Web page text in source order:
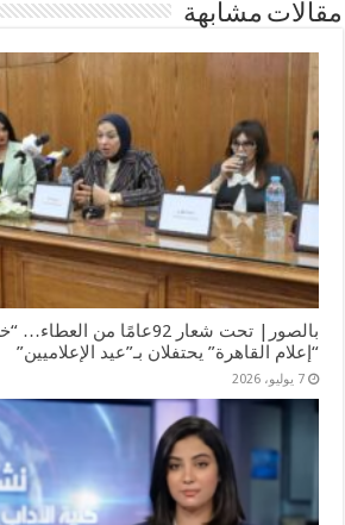
مقالات مشابهة
بالصور| تحت شعار 92عامًا من
“إعلام القاهرة” يحتفلان بـ”عيد الإعلاميين”
7 يوليو، 2026